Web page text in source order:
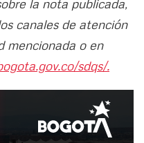
la nota publicada,
canales de atención
mencionada o en
sdqs/.